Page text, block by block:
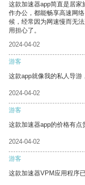
这款加速器app简直是居
作办公，都能畅享高速网
候，经常因为网速慢而无
用担心了。
2024-04-02
游客
这款app就像我的私人导游
2024-04-02
游客
这款加速器app的价格有点
2024-04-02
游客
这款加速器VPM应用程序